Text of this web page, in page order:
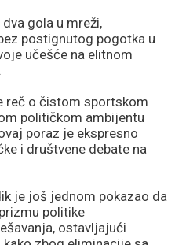
dva gola u mreži,
postignutog pogotka u
učešće na elitnom
reč o čistom sportskom
političkom ambijentu
poraz je ekspresno
i društvene debate na
je još jednom pokazao da
politike
ostavljajući